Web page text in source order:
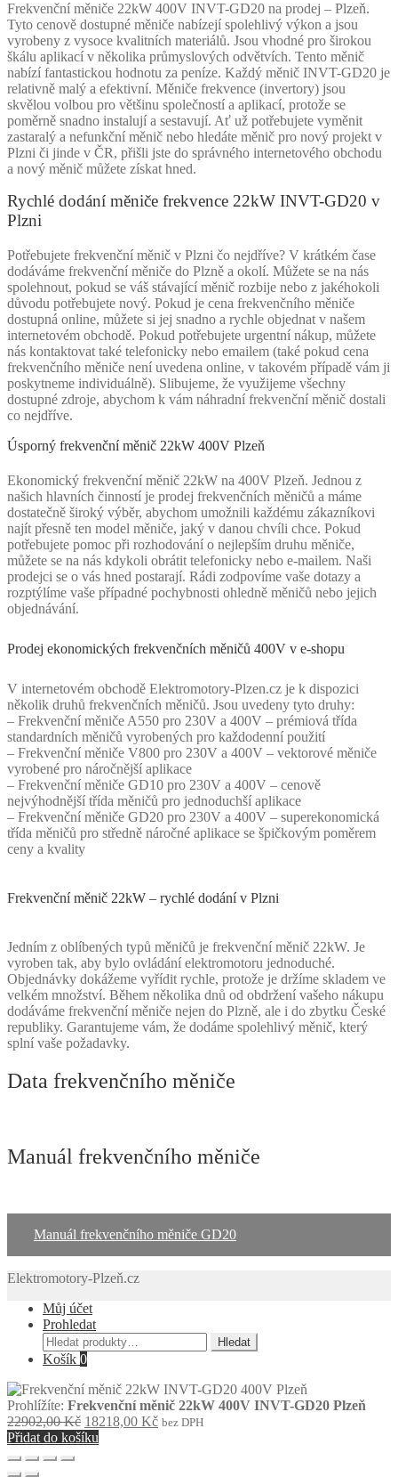
Frekvenční měniče 22kW 400V INVT-GD20 na prodej – Plzeň.
Tyto cenově dostupné měniče nabízejí spolehlivý výkon a jsou
vyrobeny z vysoce kvalitních materiálů. Jsou vhodné pro širokou
škálu aplikací v několika průmyslových odvětvích. Tento měnič
nabízí fantastickou hodnotu za peníze. Každý měnič INVT-GD20 je
relativně malý a efektivní. Měniče frekvence (invertory) jsou
skvělou volbou pro většinu společností a aplikací, protože se
poměrně snadno instalují a sestavují. Ať už potřebujete vyměnit
zastaralý a nefunkční měnič nebo hledáte měnič pro nový projekt v
Plzni či jinde v ČR, přišli jste do správného internetového obchodu
a nový měnič můžete získat hned.
Rychlé dodání měniče frekvence 22kW INVT-GD20 v
Plzni
Potřebujete frekvenční měnič v Plzni čo nejdříve? V krátkém čase
dodáváme frekvenční měniče do Plzně a okolí. Můžete se na nás
spolehnout, pokud se váš stávající měnič rozbije nebo z jakéhokoli
důvodu potřebujete nový. Pokud je cena frekvenčního měniče
dostupná online, můžete si jej snadno a rychle objednat v našem
internetovém obchodě. Pokud potřebujete urgentní nákup, můžete
nás kontaktovat také telefonicky nebo emailem (také pokud cena
frekvenčního měniče není uvedena online, v takovém případě vám ji
poskytneme individuálně). Slibujeme, že využijeme všechny
dostupné zdroje, abychom k vám náhradní frekvenční měnič dostali
co nejdříve.
Úsporný frekvenční měnič 22kW 400V Plzeň
Ekonomický frekvenční měnič 22kW na 400V Plzeň. Jednou z
našich hlavních činností je prodej frekvenčních měničů a máme
dostatečně široký výběr, abychom umožnili každému zákazníkovi
najít přesně ten model měniče, jaký v danou chvíli chce. Pokud
potřebujete pomoc při rozhodování o nejlepším druhu měniče,
můžete se na nás kdykoli obrátit telefonicky nebo e-mailem. Naši
prodejci se o vás hned postarají. Rádi zodpovíme vaše dotazy a
rozptýlíme vaše případné pochybnosti ohledně měničů nebo jejich
objednávání.
Prodej ekonomických frekvenčních měničů 400V v e-shopu
V internetovém obchodě Elektromotory-Plzen.cz je k dispozici
několik druhů frekvenčních měničů. Jsou uvedeny tyto druhy:
– Frekvenční měniče A550 pro 230V a 400V – prémiová třída
standardních měničů vyrobených pro každodenní použití
– Frekvenční měniče V800 pro 230V a 400V – vektorové měniče
vyrobené pro náročnější aplikace
– Frekvenční měniče GD10 pro 230V a 400V – cenově
nejvýhodnější třída měničů pro jednoduchší aplikace
– Frekvenční měniče GD20 pro 230V a 400V – superekonomická
třída měničů pro středně náročné aplikace se špičkovým poměrem
ceny a kvality
Frekvenční měnič 22kW – rychlé dodání v Plzni
Jedním z oblíbených typů měničů je frekvenční měnič 22kW. Je
vyroben tak, aby bylo ovládání elektromotoru jednoduché.
Objednávky dokážeme vyřídit rychle, protože je držíme skladem ve
velkém množství. Během několika dnů od obdržení vašeho nákupu
dodáváme frekvenční měniče nejen do Plzně, ale i do zbytku České
republiky. Garantujeme vám, že dodáme spolehlivý měnič, který
splní vaše požadavky.
Data frekvenčního měniče
Manuál frekvenčního měniče
Manuál frekvenčního měniče GD20
Elektromotory-Plzeň.cz
Můj účet
Prohledat
Hledat:
Hledat
Košík 0
Prohlížíte: Frekvenční měnič 22kW 400V INVT-GD20 Plzeň
22902,00Kč Původní
cena
18218,00 KčAktuální
bez DPH
Přidat do košíku